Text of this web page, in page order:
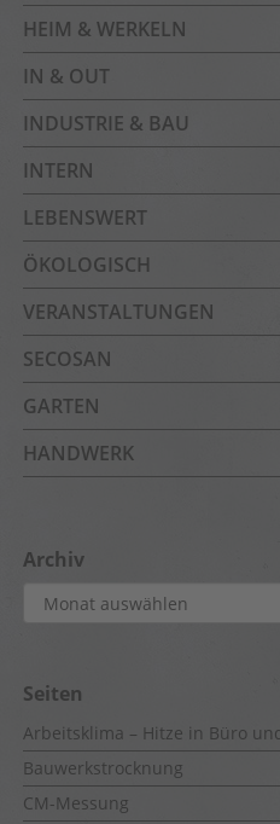
HEIM & WERKELN
IN & OUT
INDUSTRIE & BAU
INTERN
LEBENSWERT
ÖKOLOGISCH
VERANSTALTUNGEN
SECOSAN
GARTEN
HANDWERK
Archiv
Archiv
Seiten
Arbeitsklima – Hitze in Büro
Bauwerkstrocknung
CM-Messung